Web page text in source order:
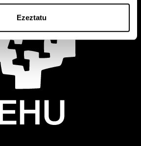
Ezeztatu